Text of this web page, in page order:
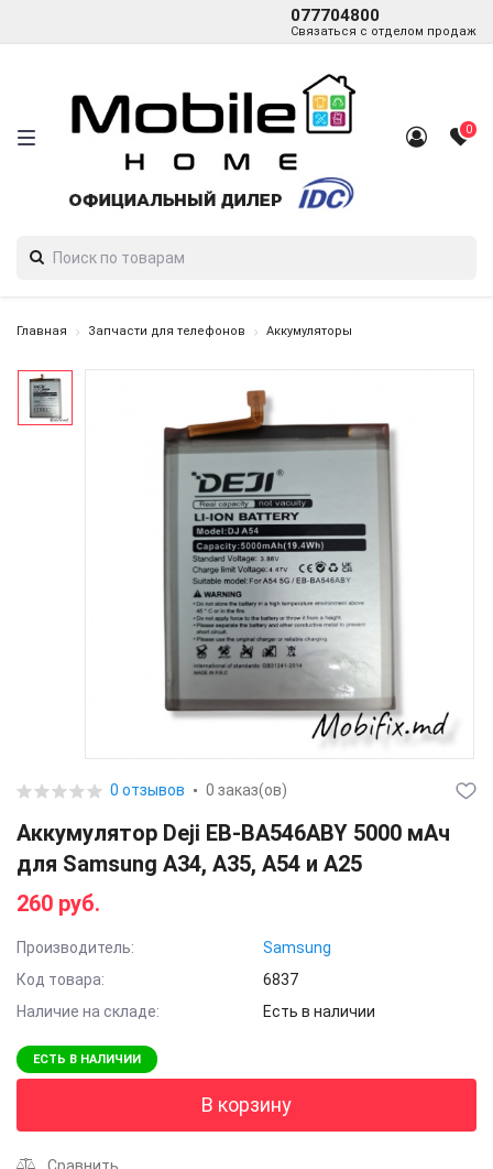
077704800
Связаться с отделом продаж
0
Главная Запчасти для телефонов Аккумуляторы
0 отзывов 0 заказ(ов)
Аккумулятор Deji EB-BA546ABY 5000 мАч
для Samsung A34, A35, A54 и A25
260 руб.
Производитель:
Samsung
Код товара:
6837
Наличие на складе:
Есть в наличии
ЕСТЬ В НАЛИЧИИ
В корзину